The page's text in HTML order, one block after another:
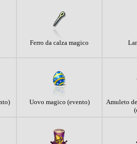
Ferro da calza magico
Uovo magico (evento)
Amuleto